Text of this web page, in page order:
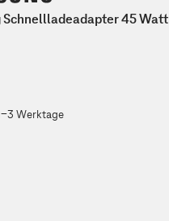
Schnellladeadapter 45 Watt
3 Werktage